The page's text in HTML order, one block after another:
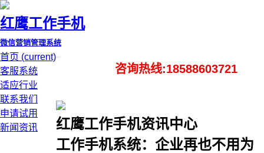
红鹰工作手机
微信营销管理系统
首页 (current)
客服系统
适应行业
联系我们
申请试用
新闻资讯
咨询热线:18588603721
红鹰工作手机资讯中心
工作手机系统：企业再也不用为